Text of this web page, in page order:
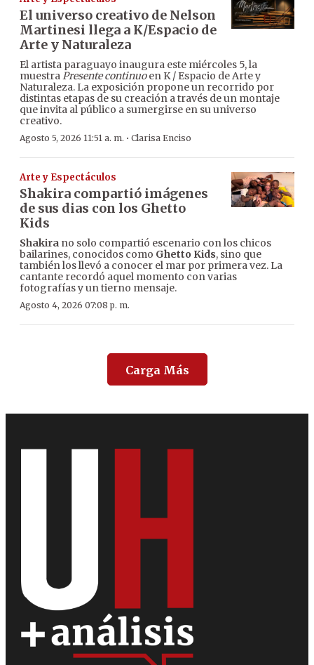
El universo creativo de Nelson
Martinesi llega a K/Espacio de
Arte y Naturaleza
El artista paraguayo inaugura este miércoles 5, la
muestraPresente continuoen K / Espacio de Arte y
Naturaleza. La exposición propone un recorrido por
distintas etapas de su creación a través de un montaje
que invita al público a sumergirse en su universo
creativo.
Agosto 5, 2026 11:51 a. m. · Clarisa Enciso
Arte y Espectáculos
Shakira compartió imágenes
de sus dias con los Ghetto
Kids
Shakira no solo compartió escenario con los chicos
bailarines, conocidos como Ghetto Kids, sino que
también los llevó a conocer el mar por primera vez. La
cantante recordó aquel momento con varias
fotografías y un tierno mensaje.
Agosto 4, 2026 07:08 p. m.
Carga Más